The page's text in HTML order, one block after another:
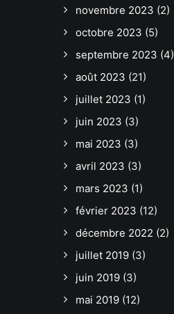
novembre 2023 (2)
octobre 2023 (5)
septembre 2023 (4)
août 2023 (21)
juillet 2023 (1)
juin 2023 (3)
mai 2023 (3)
avril 2023 (3)
mars 2023 (1)
février 2023 (12)
décembre 2022 (2)
juillet 2019 (3)
juin 2019 (3)
mai 2019 (12)